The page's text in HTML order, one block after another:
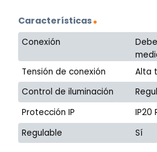
Características
Conexión
Tensión de conexión
Alta
Control de iluminación
Protección IP
IP20
Regulable
Sí